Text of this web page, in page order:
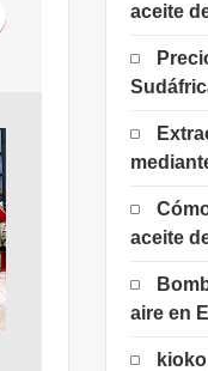
aceite
aceite
aire en